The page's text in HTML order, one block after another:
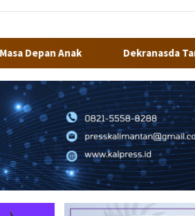
Dekranasda Tarakan Matangkan